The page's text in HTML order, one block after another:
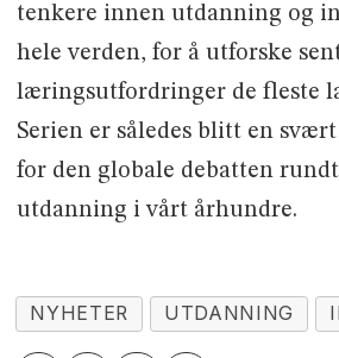
tenkere innen utdanning og
hele verden, for å utforske
læringsutfordringer de fleste
Serien er således blitt en
for den globale debatten
utdanning i vårt århundre.
NYHETER UTDANNING